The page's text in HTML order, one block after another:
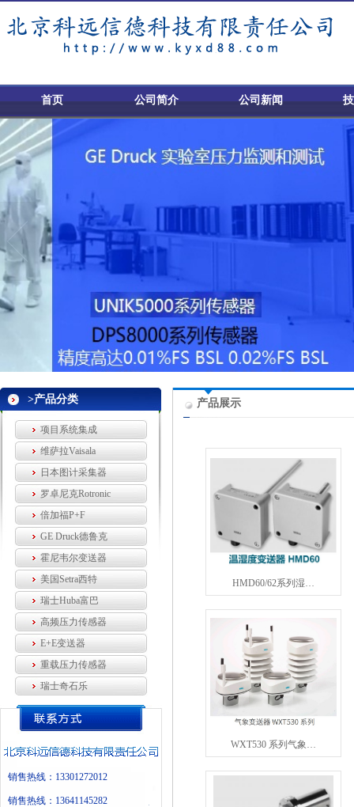
首页 公司简介 公司新闻
>产品分类
项目系统集成
维萨拉Vaisala
日本图计采集器
罗卓尼克Rotronic
倍加福P+F
GE Druck德鲁克
霍尼韦尔变送器
美国Setra西特
瑞士Huba富巴
高频压力传感器
E+E变送器
重载压力传感器
瑞士奇石乐
销售热线：13301272012
销售热线：13641145282
产品展示
HMD60/62系列湿…
WXT530 系列气象…